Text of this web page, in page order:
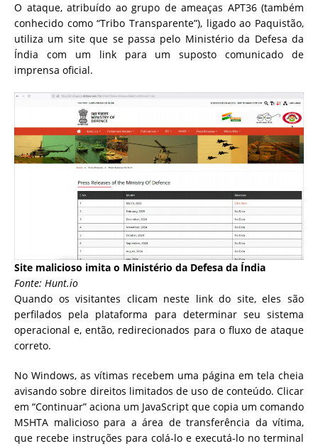
O ataque, atribuído ao grupo de ameaças APT36 (também
conhecido como “Tribo Transparente”), ligado ao Paquistão,
utiliza um site que se passa pelo Ministério da Defesa da
Índia com um link para um suposto comunicado de
imprensa oficial.
Site malicioso imita o Ministério da Defesa da Índia
Fonte: Hunt.io
Quando os visitantes clicam neste link do site, eles são
perfilados pela plataforma para determinar seu sistema
operacional e, então, redirecionados para o fluxo de ataque
correto.
No Windows, as vítimas recebem uma página em tela cheia
avisando sobre direitos limitados de uso de conteúdo. Clicar
em “Continuar” aciona um JavaScript que copia um comando
MSHTA malicioso para a área de transferência da vítima,
que recebe instruções para colá-lo e executá-lo no terminal